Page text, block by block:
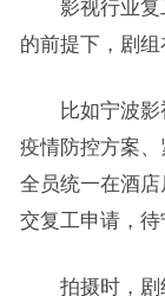
影视行业复工
的前提下，剧组
比如宁波影视
疫情防控方案、
全员统一在酒
交复工申请，待
拍摄时，剧组